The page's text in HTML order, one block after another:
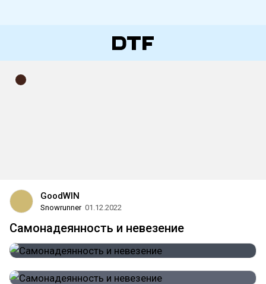
GoodWIN
Snowrunner 01.12.2022
Самонадеянность и невезение